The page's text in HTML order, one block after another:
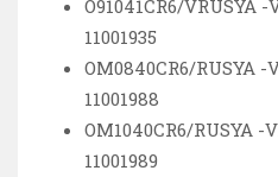
O91041CR6/VRUSYA -
11001935
OM0840CR6/RUSYA -
11001988
OM1040CR6/RUSYA -
11001989